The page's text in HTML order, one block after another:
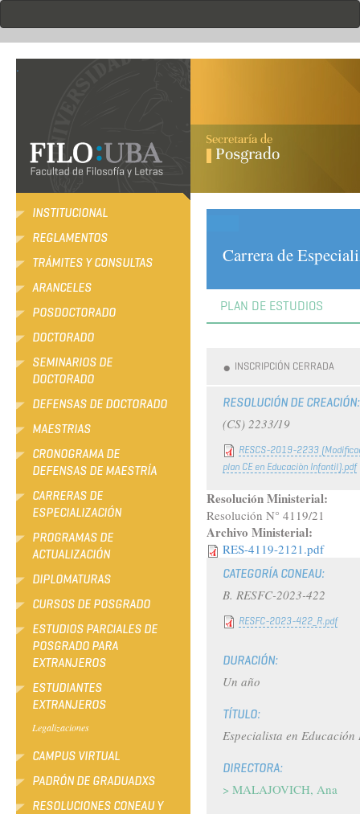
al
contenido
principal
.
INSTITUCIONAL
REGLAMENTOS
TRÁMITES Y CONSULTAS
ARANCELES
POSDOCTORADO
DOCTORADO
SEMINARIOS DE
DOCTORADO
DEFENSAS DE DOCTORADO
MAESTRIAS
CRONOGRAMA DE
DEFENSAS DE MAESTRÍA
CARRERAS DE
ESPECIALIZACIÓN
PROGRAMAS DE
ACTUALIZACIÓN
DIPLOMATURAS
CURSOS DE POSGRADO
ESTUDIOS PARCIALES DE
POSGRADO PARA
EXTRANJEROS
ESTUDIANTES
EXTRANJEROS
Legalizaciones
CAMPUS VIRTUAL
PADRÓN DE GRADUADXS
RESOLUCIONES CONEAU Y
Carrera de
PLAN DE ESTUDIOS
INSCRIPCIÓN CERRADA
RESOLUCIÓN DE
(CS) 2233/19
RESCS-2019-2233
plan CE en Educaciòn Infantil).pdf
Resolución Ministerial:
Resolución N° 4119/21
Archivo Ministerial:
RES-4119-2121.pdf
CATEGORÍA CONEAU:
B. RESFC-2023-422
RESFC-2023-422_R.pdf
DURACIÓN:
Un año
TÍTULO:
Especialista en
DIRECTORA:
MALAJOVICH, Ana